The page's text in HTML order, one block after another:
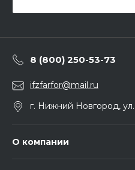
8 (800) 250-53-73
ifzfarfor@mail.ru
г. Нижний Новгород,
О компании